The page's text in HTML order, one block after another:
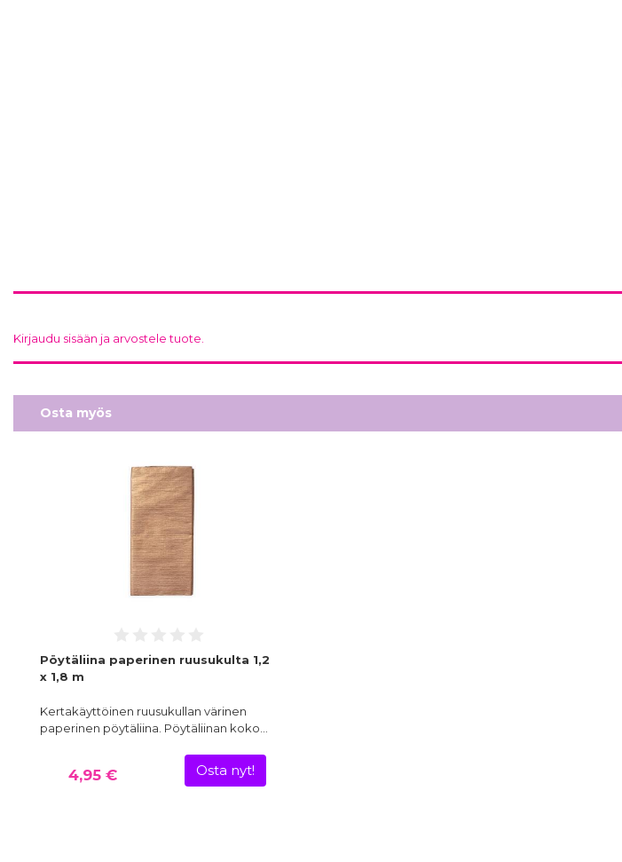
Kirjaudu sisään ja arvostele tuote.
Osta myös
Pöytäliina paperinen ruusukulta 1,2
x 1,8 m
Kertakäyttöinen ruusukullan värinen
paperinen pöytäliina. Pöytäliinan koko…
4,95 € Osta nyt!